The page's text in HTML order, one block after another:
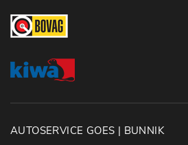
AUTOSERVICE GOES | BUNNIK